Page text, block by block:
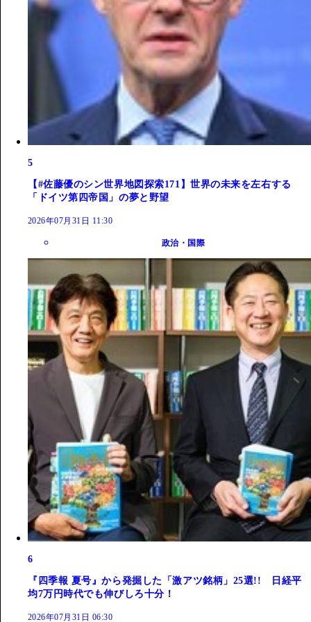
5
【#佐藤優のシン世界地図探索171】世界の未来を左右する
「ドイツ第四帝国」の夢と野望
2026年07月31日 11:30
政治・国際
6
『四季報 夏号』から発掘した「激アツ銘柄」25選!! 日経平
均7万円時代でも伸びしろ十分！
2026年07月31日 06:30